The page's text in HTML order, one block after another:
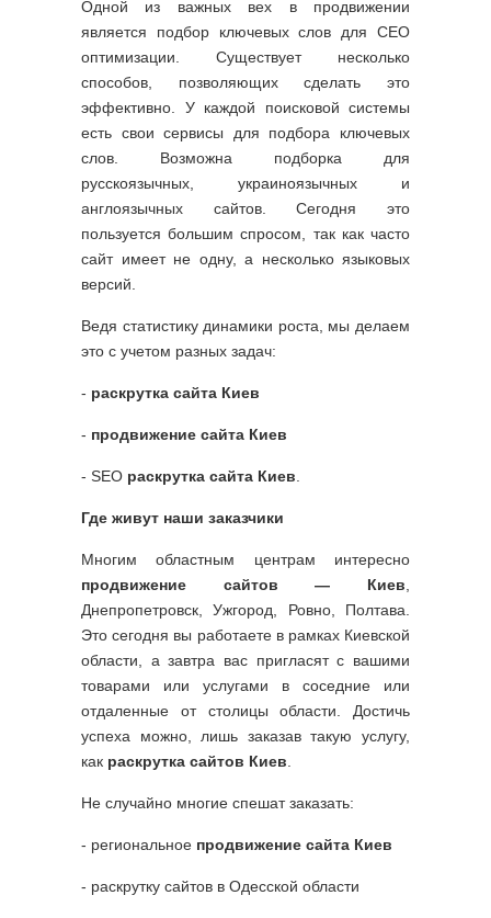
Одной из важных вех в продвижении
является подбор ключевых слов для СЕО
оптимизации. Существует несколько
способов, позволяющих сделать это
эффективно. У каждой поисковой системы
есть свои сервисы для подбора ключевых
слов. Возможна подборка для
русскоязычных, украиноязычных и
англоязычных сайтов. Сегодня это
пользуется большим спросом, так как часто
сайт имеет не одну, а несколько языковых
версий.
Ведя статистику динамики роста, мы делаем
это с учетом разных задач:
- раскрутка сайта Киев
- продвижение сайта Киев
- SEO раскрутка сайта Киев
Где живут наши заказчики
Многим областным центрам интересно
продвижение сайтов — Киев
Днепропетровск, Ужгород, Ровно, Полтава.
Это сегодня вы работаете в рамках Киевской
области, а завтра вас пригласят с вашими
товарами или услугами в соседние или
отдаленные от столицы области. Достичь
успеха можно, лишь заказав такую услугу,
как раскрутка сайтов Киев
Не случайно многие спешат заказать:
- региональное продвижение сайта Киев
- раскрутку сайтов в Одесской области